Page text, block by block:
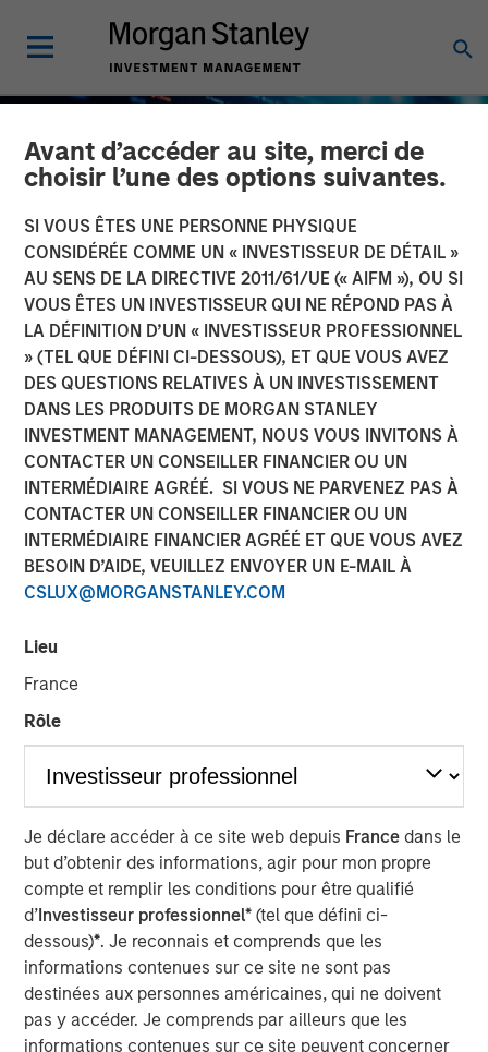
Avant d’accéder au site, merci de
choisir l’une des options suivantes.
SI VOUS ÊTES UNE PERSONNE PHYSIQUE
CONSIDÉRÉE COMME UN « INVESTISSEUR DE DÉTAIL »
AU SENS DE LA DIRECTIVE 2011/61/UE (« AIFM »), OU SI
VOUS ÊTES UN INVESTISSEUR QUI NE RÉPOND PAS À
LA DÉFINITION D’UN « INVESTISSEUR PROFESSIONNEL
» (TEL QUE DÉFINI CI-DESSOUS), ET QUE VOUS AVEZ
DES QUESTIONS RELATIVES À UN INVESTISSEMENT
DANS LES PRODUITS DE MORGAN STANLEY
INVESTMENT MANAGEMENT, NOUS VOUS INVITONS À
CONTACTER UN CONSEILLER FINANCIER OU UN
INTERMÉDIAIRE AGRÉÉ. SI VOUS NE PARVENEZ PAS À
CONTACTER UN CONSEILLER FINANCIER OU UN
INTERMÉDIAIRE FINANCIER AGRÉÉ ET QUE VOUS AVEZ
BESOIN D’AIDE, VEUILLEZ ENVOYER UN E-MAIL À
CSLUX@MORGANSTANLEY.COM
Lieu
France
Rôle
Je déclare accéder à ce site web depuis France dans le
but d’obtenir des informations, agir pour mon propre
compte et remplir les conditions pour être qualifié
d’Investisseur professionnel*(tel que défini ci-
dessous)*. Je reconnais et comprends que les
informations contenues sur ce site ne sont pas
destinées aux personnes américaines, qui ne doivent
pas y accéder. Je comprends par ailleurs que les
informations contenues sur ce site peuvent concerner
BIG PICTURE INSIGHTS
Big Picture - Artificial
Intelligence: Ten
Investment Truths
10 JUIN 2026
The Author
Jitania Kandhari
Managing Director
Three years ago, artificial intelligence was a topic of
mere curiosity, but today is the subject of capital
allocation. The challenge for investors is not only
understanding that AI is consequential, but building
frameworks precise enough to act on.
4-WAY CONVERGENCE: ALGORITHMS, COMPUTE,